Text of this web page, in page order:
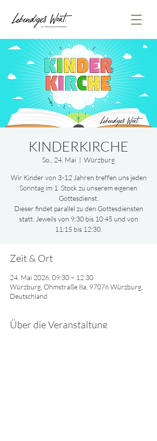
KINDERKIRCHE
So., 24. Mai
  |
Würzburg
Wir Kinder von 3-12 Jahren treffen uns jeden
Sonntag im 1. Stock zu unserem eigenen
Gottesdienst.
Dieser findet parallel zu den Gottesdiensten
statt. Jeweils von 9:30 bis 10:45 und von
11:15 bis 12:30.
Zeit & Ort
24. Mai 2026, 09:30 – 12:30
Würzburg, Ohmstraße 8a, 97076 Würzburg,
Deutschland
Über die Veranstaltung